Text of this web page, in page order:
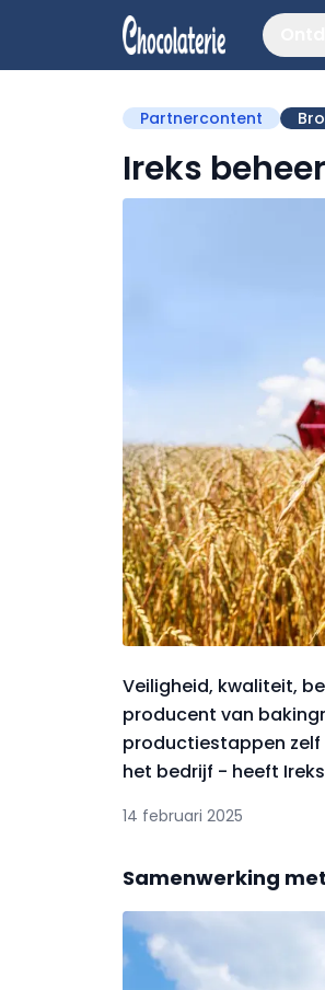
Partnercontent
Ireks
Veiligheid, kwaliteit,
producent van
productiestappen
het bedrijf - heeft
14 februari 2025
Samenwerking